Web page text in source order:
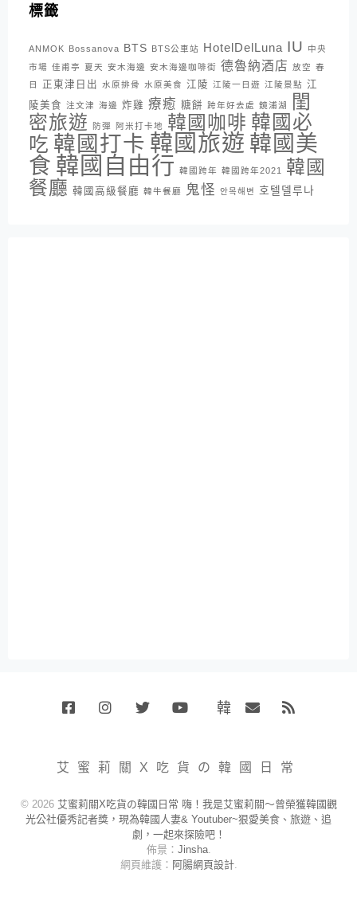
標籤
ANMOK Bossanova BTS BTS公車站 HotelDelLuna IU
中央
市場 佳甫亭 夏天 安木海邊 安木海邊咖啡街 德魯納酒店 放空 春
日
正東津日出 水原排骨 水原美食 江陵 江陵一日遊 江陵景點 江
陵美食 注文津 海邊 炸雞 療癒 糖餅 跨年好去處 鏡浦湖
閨
密旅遊
防彈 阿米打卡地 韓國咖啡 韓國必
吃 韓國打卡 韓國旅遊 韓國美
食 韓國自由行 韓國跨年 韓國跨年2021
韓國
餐廳 韓國高級餐廳 韓牛餐廳 鬼怪 안목해변 호텔델루나
韓
小
賣
艾蜜莉關X吃貨の韓國日常
© 2026 艾蜜莉關X吃貨の韓國日常 嗨！我是艾蜜莉關～曾榮獲韓國觀
光公社優秀記者獎，現為韓國人妻& Youtuber~狠愛美食、旅遊、追
劇，一起來探險吧！
佈景： Jinsha.
網頁維護： 阿腸網頁設計.